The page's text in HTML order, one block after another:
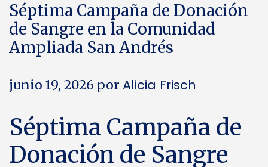
Séptima Campaña de Donación
de Sangre en la Comunidad
Ampliada San Andrés
junio 19, 2026 por Alicia Frisch
Séptima Campaña de
Donación de Sangre